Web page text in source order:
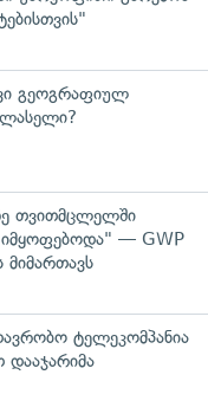
გეოგრაფიულ
თვითმცლელში
იმყოფებოდა" — GWP
მიმართავს
ტელეკომპანია